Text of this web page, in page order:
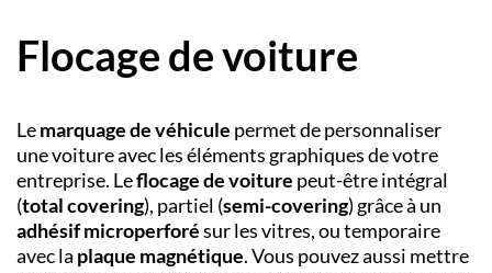
Flocage de voiture
Lemarquage de véhicule permet de personnaliser
une voiture avec les éléments graphiques de votre
entreprise. Leflocage de voiture peut-être intégral
(total covering), partiel (semi-covering) grâce à un
adhésif microperforésur les vitres, ou temporaire
avec la plaque magnétique. Vous pouvez aussi mettre